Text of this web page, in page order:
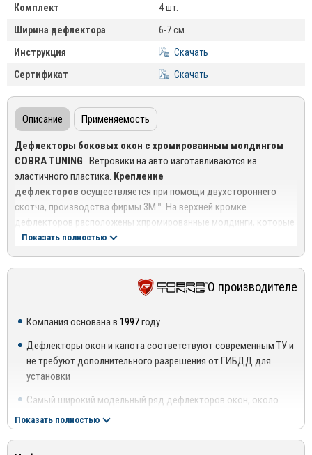
Комплект
4 шт.
Ширина дефлектора
6-7 см.
Инструкция
Скачать
Сертификат
Скачать
Описание Применяемость
Дефлекторы боковых окон с хромированным молдингом
COBRA TUNING. Ветровики на авто изготавливаются из
эластичного пластика. Крепление
дефлекторов осуществляется при помощи двухстороннего
скотча, производства фирмы 3М™. На верхней кромке
дефлекторов расположены хпромированные молдинги, которые
не нарушают эстетический вид автомобиля. Они защищают
на авто уменьшают загрязнение боковых стекол, обеспечивая
лучшую видимость через боковые зеркала. Позволяют
приоткрывать стекла даже в сильный дождь или снегопад,
необходимо предварительно обезжирить поверхность рамки
двери. Крепко прижать ветровик. Запрещается мыть автомобиль
в течении 2-3 дней.
Показать полностью
О производителе
Компания основана в 1997году
Дефлекторы окон и капота соответствуют современным ТУ и
не требуют дополнительного разрешения от ГИБДД для
установки
Самый широкий модельный ряд дефлекторов окон, около
5500 наименований
Каждую неделю добавляется 5-7 новых моделей
Показать полностью